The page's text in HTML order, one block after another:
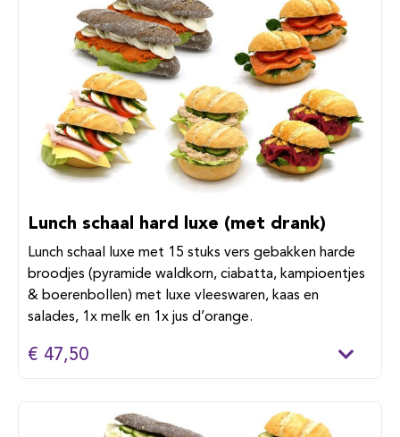
Lunch schaal hard luxe (met drank)
Lunch schaal luxe met 15 stuks vers gebakken harde
broodjes (pyramide waldkorn, ciabatta, kampioentjes
& boerenbollen) met luxe vleeswaren, kaas en
salades, 1x melk en 1x jus d’orange.
€ 47,50